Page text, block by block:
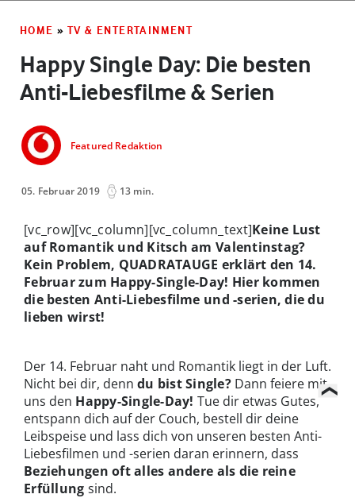
HOME » TV & ENTERTAINMENT
Happy Single Day: Die besten
Anti-Liebesfilme & Serien
Featured Redaktion
05. Februar 2019 13 min.
[vc_row][vc_column][vc_column_text]Keine Lust
auf Romantik und Kitsch am Valentinstag?
Kein Problem, QUADRATAUGE erklärt den 14.
Februar zum Happy-Single-Day! Hier kommen
die besten Anti-Liebesfilme und -serien, die du
lieben wirst!
Der 14. Februar naht und Romantik liegt in der Luft.
Nicht bei dir, denn du bist Single? Dann feiere mit
uns den Happy-Single-Day! Tue dir etwas Gutes,
entspann dich auf der Couch, bestell dir deine
Leibspeise und lass dich von unseren besten Anti-
Liebesfilmen und -serien daran erinnern, dass
Beziehungen oft alles andere als die reine
Erfüllung sind.